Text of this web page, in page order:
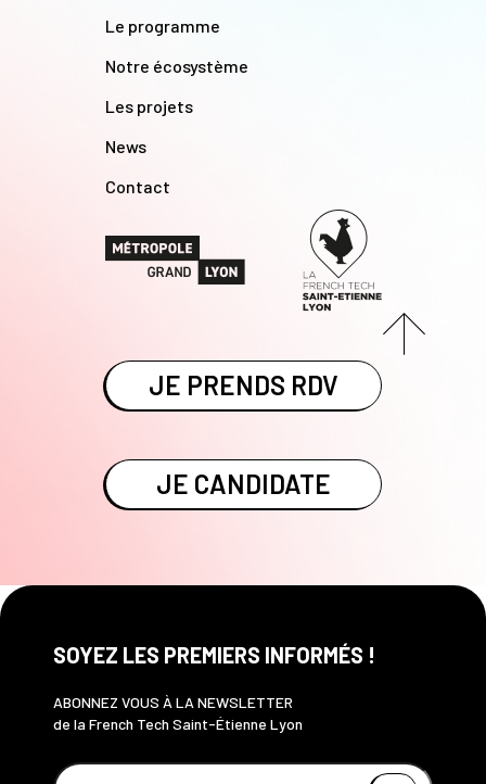
Le programme
Notre écosystème
Les projets
News
Contact
JE PRENDS RDV
JE CANDIDATE
SOYEZ LES PREMIERS INFORMÉS !
ABONNEZ VOUS À LA NEWSLETTER
de la French Tech Saint-Étienne Lyon